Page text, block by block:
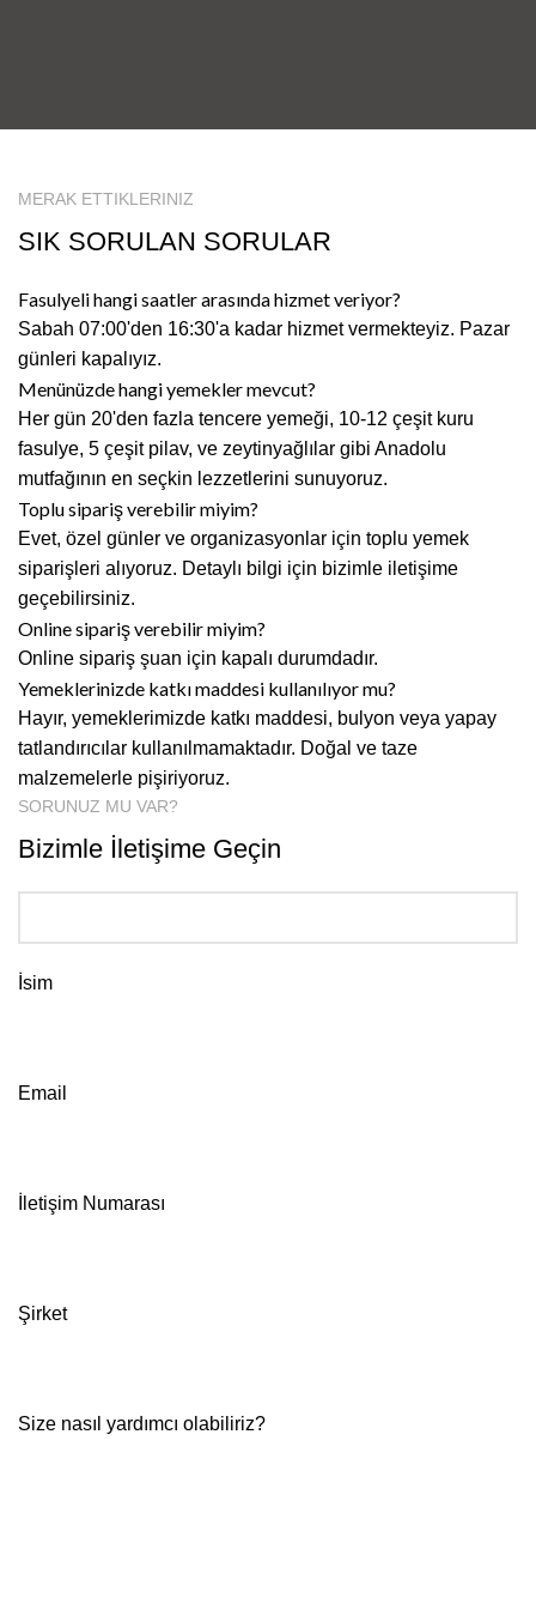
MERAK ETTIKLERINIZ
SIK SORULAN SORULAR
Fasulyeli hangi saatler arasında hizmet veriyor?
Sabah 07:00'den 16:30'a kadar hizmet vermekteyiz. Pazar
günleri kapalıyız.
Menünüzde hangi yemekler mevcut?
Her gün 20'den fazla tencere yemeği, 10-12 çeşit kuru
fasulye, 5 çeşit pilav, ve zeytinyağlılar gibi Anadolu
mutfağının en seçkin lezzetlerini sunuyoruz.
Toplu sipariş verebilir miyim?
Evet, özel günler ve organizasyonlar için toplu yemek
siparişleri alıyoruz. Detaylı bilgi için bizimle iletişime
geçebilirsiniz.
Online sipariş verebilir miyim?
Online sipariş şuan için kapalı durumdadır.
Yemeklerinizde katkı maddesi kullanılıyor mu?
Hayır, yemeklerimizde katkı maddesi, bulyon veya yapay
tatlandırıcılar kullanılmamaktadır. Doğal ve taze
malzemelerle pişiriyoruz.
SORUNUZ MU VAR?
Bizimle İletişime Geçin
İsim
Email
İletişim Numarası
Şirket
Size nasıl yardımcı olabiliriz?